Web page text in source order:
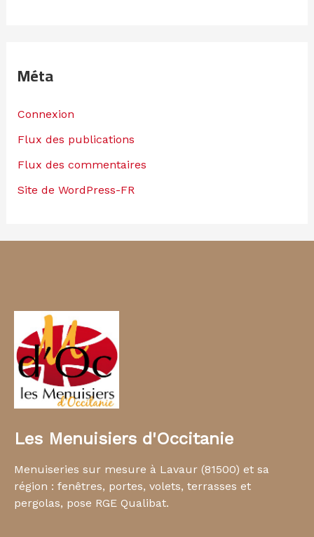
Méta
Connexion
Flux des publications
Flux des commentaires
Site de WordPress-FR
Les Menuisiers d'Occitanie
Menuiseries sur mesure à Lavaur (81500) et sa
région : fenêtres, portes, volets, terrasses et
pergolas, pose RGE Qualibat.